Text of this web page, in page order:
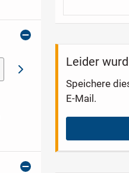
Leider
Speichere
E-Mail.
Abschicken